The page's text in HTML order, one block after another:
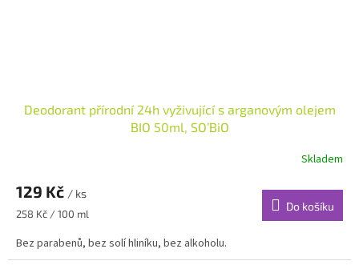
Deodorant přírodní 24h vyživující s arganovým olejem
BIO 50ml, SO’BiO
Skladem
129 Kč / ks
Měrná
258 Kč / 100 ml
Do košíku
Bez parabenů, bez solí hliníku, bez alkoholu.